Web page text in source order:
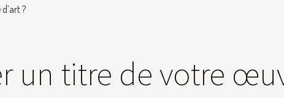
?
un titre de votre